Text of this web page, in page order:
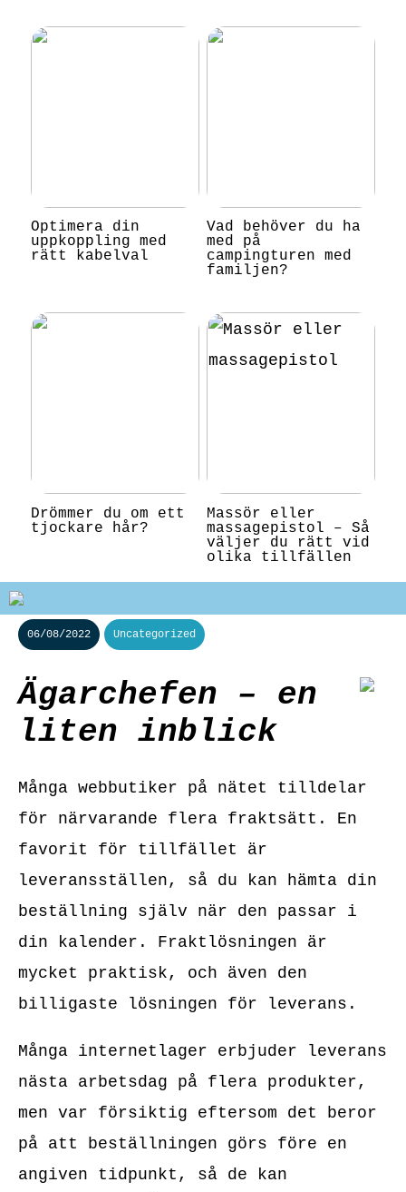
Optimera din
uppkoppling med
rätt kabelval
Vad behöver du ha
med på
campingturen med
familjen?
Drömmer du om ett
tjockare hår?
Massör eller
massagepistol – Så
väljer du rätt vid
olika tillfällen
06/08/2022 Uncategorized
Ägarchefen – en
liten inblick
Många webbutiker på nätet tilldelar
för närvarande flera fraktsätt. En
favorit för tillfället är
leveransställen, så du kan hämta din
beställning själv när den passar i
din kalender. Fraktlösningen är
mycket praktisk, och även den
billigaste lösningen för leverans.
Många internetlager erbjuder leverans
nästa arbetsdag på flera produkter,
men var försiktig eftersom det beror
på att beställningen görs före en
angiven tidpunkt, så de kan